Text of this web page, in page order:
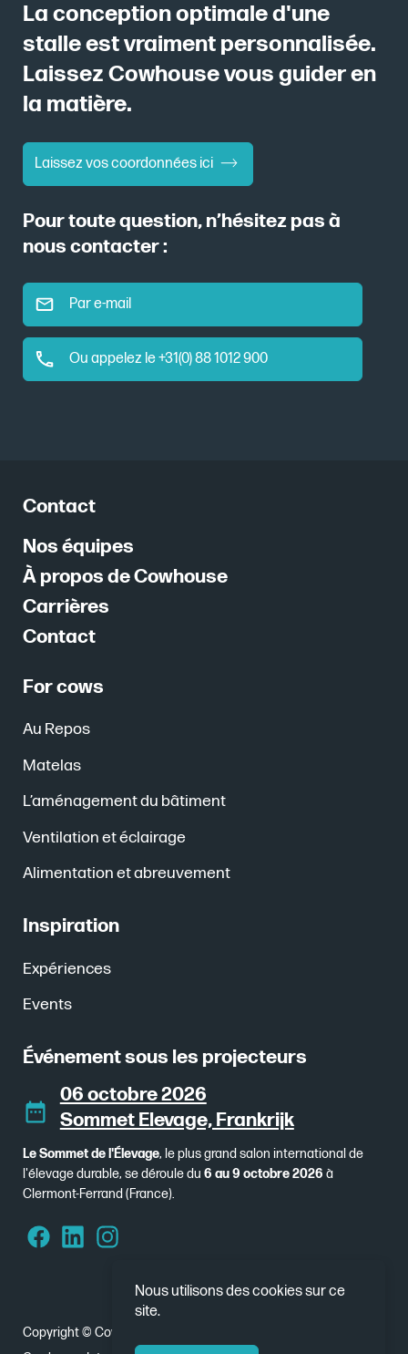
Nous utilisons des cookies sur ce
site.
La conception optimale d'une
stalle est vraiment personnalisée.
Laissez Cowhouse vous guider en
la matière.
Laissez vos coordonnées ici
Pour toute question, n’hésitez pas à
nous contacter :
Par e-mail
Ou appelez le +31(0) 88 1012 900
Contact
Nos équipes
À propos de Cowhouse
Carrières
Contact
For cows
Au Repos
Matelas
L’aménagement du bâtiment
Ventilation et éclairage
Alimentation et abreuvement
Inspiration
Expériences
Events
Événement sous les projecteurs
06 octobre 2026
Sommet Elevage, Frankrijk
Le Sommet de l'Élevage, le plus grand salon international de
l'élevage durable, se déroule du 6 au 9 octobre 2026 à
Clermont-Ferrand (France).
Copyright © Cowhouse 2026